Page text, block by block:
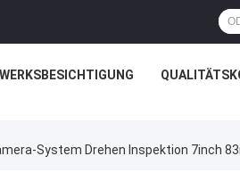
WERKSBESICHTIGUNG
System Drehen Inspektion 7inch